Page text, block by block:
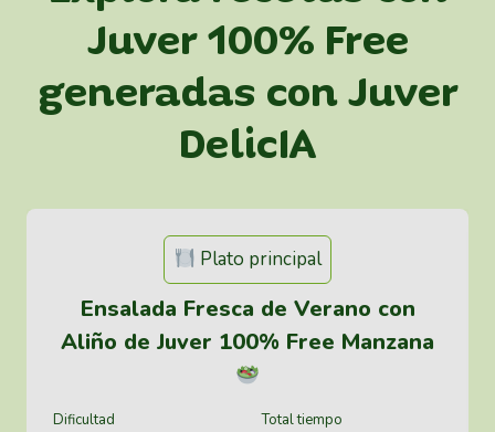
Juver 100% Free
generadas con Juver
DelicIA
Plato principal
Ensalada Fresca de Verano con
Dificultad Total tiempo